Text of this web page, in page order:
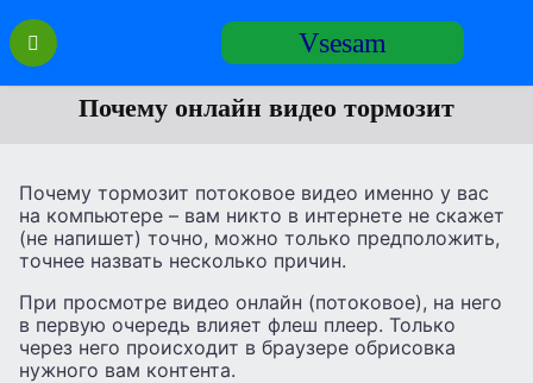
Перейти
содержанию
Vsesam
Почему онлайн видео тормозит
Почему тормозит потоковое видео именно у вас
на компьютере – вам никто в интернете не скажет
(не напишет) точно, можно только предположить,
точнее назвать несколько причин.
При просмотре видео онлайн (потоковое), на него
в первую очередь влияет флеш плеер. Только
через него происходит в браузере обрисовка
нужного вам контента.